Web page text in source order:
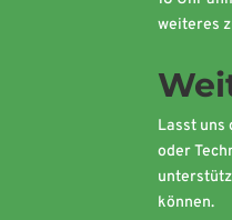
weiteres
Lasst uns
oder
können.